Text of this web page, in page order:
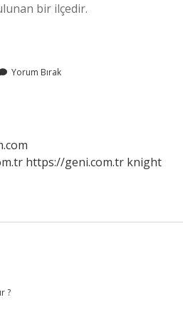
bir ilçedir.
Yorum Bırak
https://geni.com.tr knight
?